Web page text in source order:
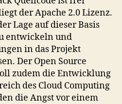
der Apache 2.0 Lizenz.
Lage auf dieser Basis
entwickeln und
in das Projekt
Der Open Source
zudem die Entwicklung
des Cloud Computing
die Angst vor einem